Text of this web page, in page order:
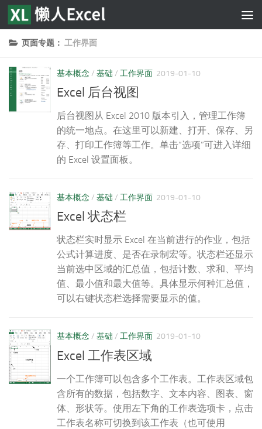
跳至内容
页面专题： 工作界面
基本概念 / 基础 / 工作界面 2019-01-10
Excel 后台视图
后台视图从 Excel 2010 版本引入，管理工作簿
的统一地点。在这里可以新建、打开、保存、另
存、打印工作簿等工作。单击“选项”可进入详细
的 Excel 设置面板。
基本概念 / 基础 / 工作界面 2019-01-10
Excel 状态栏
状态栏实时显示 Excel 在当前进行的作业，包括
公式计算进度、是否在录制宏等。状态栏还显示
当前选中区域的汇总值，包括计数、求和、平均
值、最小值和最大值等。具体显示何种汇总值，
可以右键状态栏选择需要显示的值。
基本概念 / 基础 / 工作界面 2019-01-10
Excel 工作表区域
一个工作簿可以包含多个工作表。工作表区域包
含所有的数据，包括数字、文本内容、图表、窗
体、形状等。使用左下角的工作表选项卡，点击
工作表名称可切换到该工作表（也可使用